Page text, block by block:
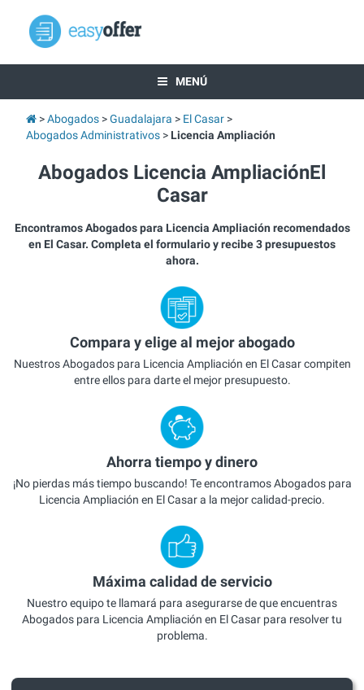
MENÚ
Abogados Guadalajara
El Casar
Abogados Administrativos
Licencia Ampliación
Abogados Licencia AmpliaciónEl
Casar
Encontramos Abogados para Licencia Ampliación recomendados
en El Casar. Completa el formulario y recibe 3 presupuestos
ahora.
Compara y elige al mejor abogado
Nuestros Abogados para Licencia Ampliación en El Casar compiten
entre ellos para darte el mejor presupuesto.
Ahorra tiempo y dinero
¡No pierdas más tiempo buscando! Te encontramos Abogados para
Licencia Ampliación en El Casar a la mejor calidad-precio.
Máxima calidad de servicio
Nuestro equipo te llamará para asegurarse de que encuentras
Abogados para Licencia Ampliación en El Casar para resolver tu
problema.